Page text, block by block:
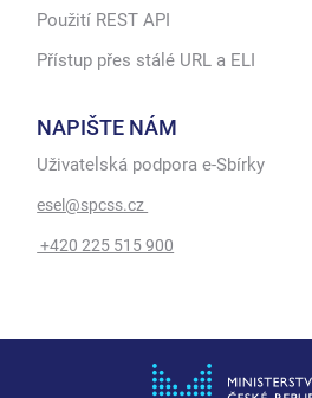
Použití REST API
Přístup přes stálé URL a ELI
NAPIŠTE NÁM
Uživatelská podpora e-Sbírky
esel@spcss.cz
+420 225 515 900